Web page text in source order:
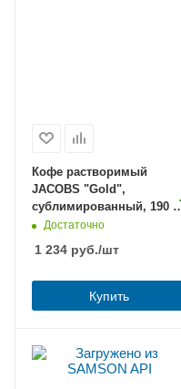
Кофе растворимый
JACOBS "Gold",
сублимированный, 190 г,
стеклянная банка,
Достаточно
1 234 руб./шт
Купить